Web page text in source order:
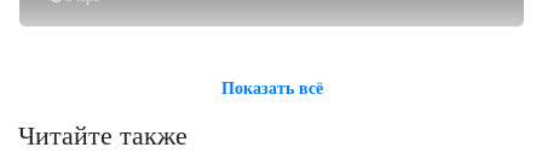
Показать всё
Читайте также